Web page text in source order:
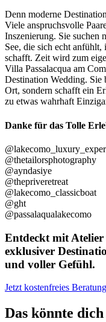
Denn moderne
Viele anspruchsvolle
Inszenierung. Sie suchen
See, die sich echt
schafft. Zeit wird zum
Villa Passalacqua am
Destination Wedding. Sie
Ort, sondern schafft ein
zu etwas wahrhaft
Danke für das Tolle
@thetailorsphotography
@ayndasiye
@thepriveretreat
@lakecomo_classicboat
@ght
@passalaqualakecomo
Entdeckt mit Atelier
exklusiver
und voller Gefühl.
Jetzt kostenfreies
Das könnte